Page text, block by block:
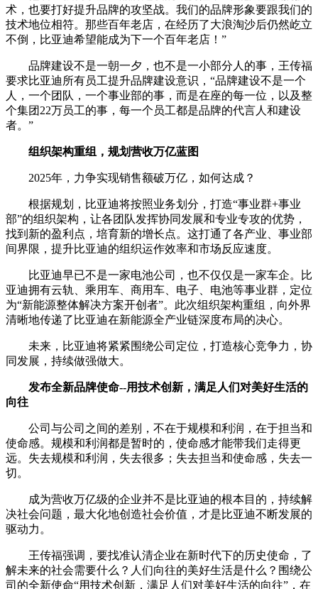
术，也要打好提升品牌的攻坚战。我们的品牌形象要跟我们的
技术地位相符。那些百年老店，在经历了大浪淘沙后仍然屹立
不倒，比亚迪希望能成为下一个百年老店！”
品牌建设不是一朝一夕，也不是一小部分人的事，王传福
要求比亚迪所有员工提升品牌建设意识，“品牌建设不是一个
人，一个团队，一个事业部的事，而是在座的每一位，以及整
个集团22万员工的事，每一个员工都是品牌的代言人和建设
者。”
组织架构重组，规划营收万亿蓝图
2025年，力争实现销售额破万亿，如何达成？
根据规划，比亚迪将按照业务划分，打造“事业群+事业
部”的组织架构，让各团队发挥协同发展和专业专攻的优势，
找到新的盈利点，培育新的增长点。这打通了各产业、事业部
间界限，提升比亚迪的组织运作效率和市场反应速度。
比亚迪早已不是一家电池公司，也不仅仅是一家车企。比
亚迪拥有云轨、乘用车、商用车、电子、电池等事业群，定位
为“新能源整体解决方案开创者”。此次组织架构重组，向外界
清晰地传递了比亚迪在新能源全产业链深度布局的决心。
未来，比亚迪将紧紧围绕公司定位，打造核心竞争力，协
同发展，持续做强做大。
发布全新品牌使命--用技术创新，满足人们对美好生活的
向往
公司与公司之间的差别，不在于规模和利润，在于担当和
使命感。规模和利润都是暂时的，使命感才能带我们走得更
远。失去规模和利润，失去很多；失去担当和使命感，失去一
切。
成为营收万亿级的企业并不是比亚迪的根本目的，持续解
决社会问题，最大化地创造社会价值，才是比亚迪不断发展的
驱动力。
王传福强调，要找准认清企业在新时代下的历史使命，了
解未来的社会需要什么？人们向往的美好生活是什么？围绕公
司的全新使命“用技术创新，满足人们对美好生活的向往”，在